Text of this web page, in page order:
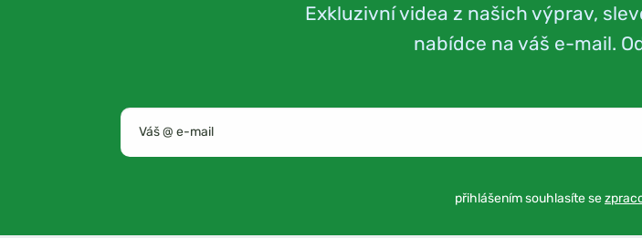
Exkluzivní videa z našich výprav,
nabídce na váš e-mail.
přihlášením souhlasíte se